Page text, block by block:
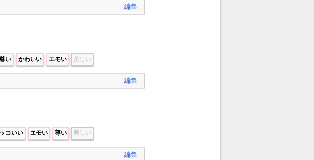
編集
尊い かわいい エモい 美しい
編集
コいい エモい 尊い 美しい
編集